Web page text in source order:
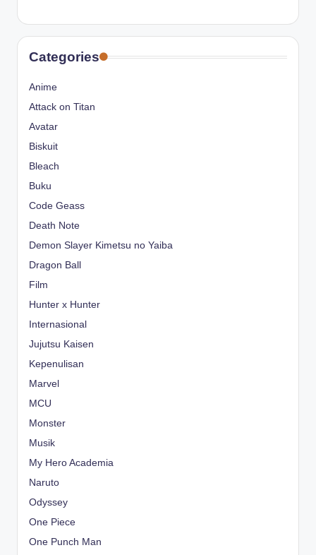
Categories
Anime
Attack on Titan
Avatar
Biskuit
Bleach
Buku
Code Geass
Death Note
Demon Slayer Kimetsu no Yaiba
Dragon Ball
Film
Hunter x Hunter
Internasional
Jujutsu Kaisen
Kepenulisan
Marvel
MCU
Monster
Musik
My Hero Academia
Naruto
Odyssey
One Piece
One Punch Man